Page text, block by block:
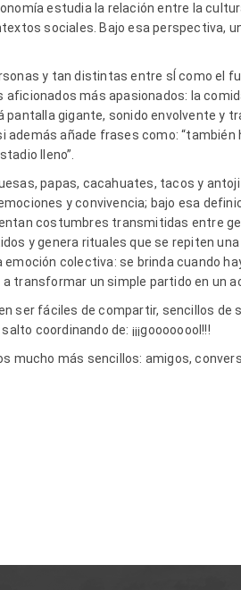
estudia la relación entre la
sociales. Bajo esa perspectiva,
y tan distintas entre sÍ como el
más apasionados: la
pantalla gigante, sonido envolvente y
añade frases como: “también
lleno”.
papas, cacahuates, tacos y
y convivencia; bajo esa
costumbres transmitidas entre
y genera rituales que se repiten
colectiva: se brinda cuando
transformar un simple partido en un
ser fáciles de compartir, sencillos de
coordinando de: ¡¡¡goooooool!!!
mucho más sencillos: amigos,